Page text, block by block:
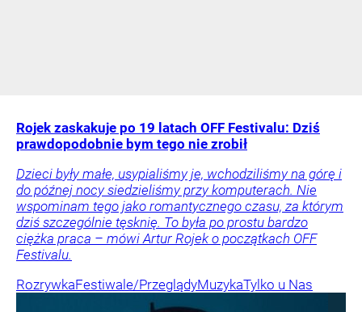
Rojek zaskakuje po 19 latach OFF Festivalu: Dziś
prawdopodobnie bym tego nie zrobił
Dzieci były małe, usypialiśmy je, wchodziliśmy na górę i
do późnej nocy siedzieliśmy przy komputerach. Nie
wspominam tego jako romantycznego czasu, za którym
dziś szczególnie tęsknię. To była po prostu bardzo
ciężka praca – mówi Artur Rojek o początkach OFF
Festivalu.
RozrywkaFestiwale/PrzeglądyMuzykaTylko u Nas